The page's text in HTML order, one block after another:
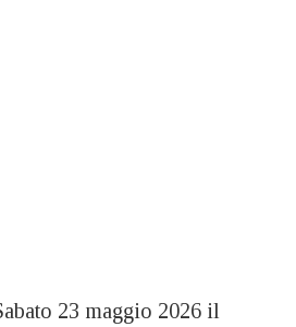
23 maggio 2026 il